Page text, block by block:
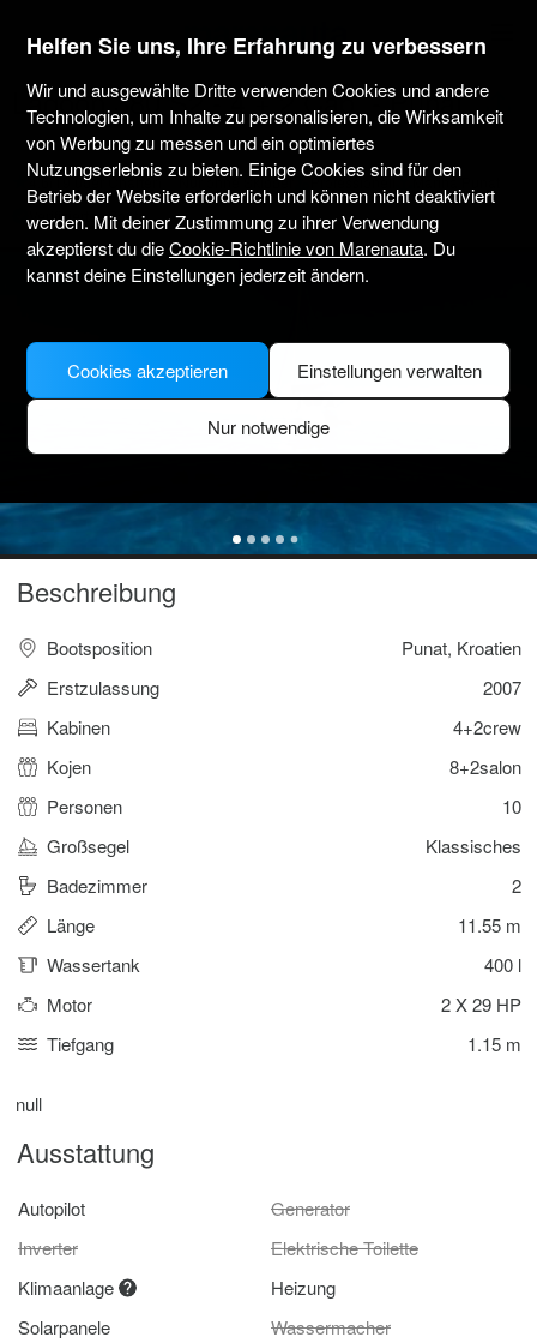
marenauta
Lagoon 380 S2 - 4 + 2 Cab. - Punat
4.6(19 über Charter) Nur ohne Skipper Professionell
Marina Punat
Verifiziertes Boot
Beschreibung
Bootsposition
Punat, Kroatien
Erstzulassung
2007
Kabinen
4+2crew
Kojen
8+2salon
Personen
10
Großsegel
Klassisches
Badezimmer
2
Länge
11.55 m
Wassertank
400 l
Motor
2 X 29 HP
Tiefgang
1.15 m
null
Ausstattung
Autopilot
Generator
Inverter
Elektrische Toilette
Klimaanlage
Heizung
Solarpanele
Wassermacher
Helfen Sie uns, Ihre Erfahrung zu verbessern
Wir und ausgewählte Dritte verwenden Cookies und andere
Technologien, um Inhalte zu personalisieren, die Wirksamkeit
von Werbung zu messen und ein optimiertes
Nutzungserlebnis zu bieten. Einige Cookies sind für den
Betrieb der Website erforderlich und können nicht deaktiviert
werden. Mit deiner Zustimmung zu ihrer Verwendung
akzeptierst du dieCookie-Richtlinie von Marenauta. Du
kannst deine Einstellungen jederzeit ändern.
Einstellungen verwalten
Nur notwendige
Cookies akzeptieren